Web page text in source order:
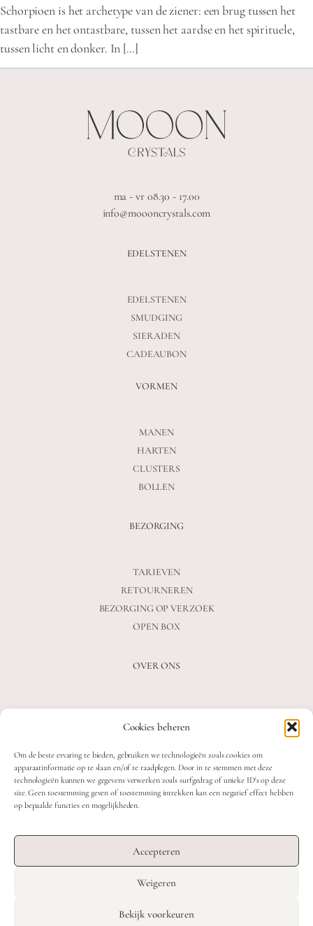
Cookies beheren
Om de beste ervaring te bieden, gebruiken we technologieën zoals cookies om
apparaatinformatie op te slaan en/of te raadplegen. Door in te stemmen met deze
technologieën kunnen we gegevens verwerken zoals surfgedrag of unieke ID's op deze
site. Geen toestemming geven of toestemming intrekken kan een negatief effect hebben
op bepaalde functies en mogelijkheden.
Accepteren
Weigeren
Bekijk voorkeuren
Schorpioen is het archetype van de ziener: een brug tussen het
tastbare en het ontastbare, tussen het aardse en het spirituele,
tussen licht en donker. In […]
ma - vr 08.30 - 17.00
info@moooncrystals.com
EDELSTENEN
EDELSTENEN
SMUDGING
SIERADEN
CADEAUBON
VORMEN
MANEN
HARTEN
CLUSTERS
BOLLEN
BEZORGING
TARIEVEN
RETOURNEREN
BEZORGING OP VERZOEK
OPEN BOX
OVER ONS
VEELGESTELDE VRAGEN
OVER ONS
CONTACT
DESIGN: STUDIO SANNE-LOTTE
TERMS & CONDITIONS
Nederlands English